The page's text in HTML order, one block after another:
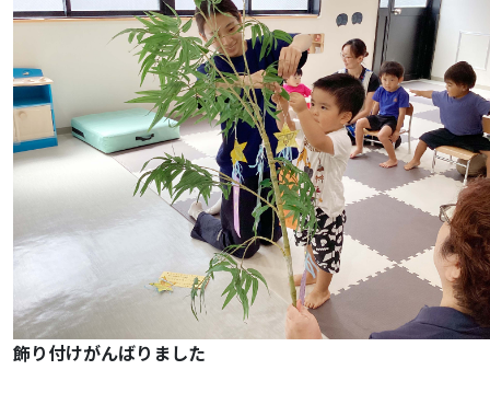
飾り付けがんばりました